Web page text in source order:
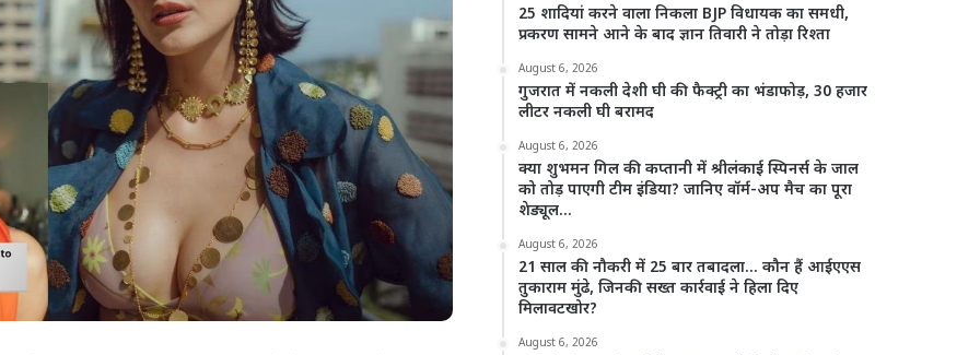
25 शादियां करने वाला निकला BJP विधायक का समधी,
प्रकरण सामने आने के बाद ज्ञान तिवारी ने तोड़ा रिश्ता
August 6, 2026
गुजरात में नकली देशी घी की फैक्ट्री का भंडाफोड़, 30 हजार
लीटर नकली घी बरामद
August 6, 2026
क्या शुभमन गिल की कप्तानी में श्रीलंकाई स्पिनर्स के जाल
को तोड़ पाएगी टीम इंडिया? जानिए वॉर्म-अप मैच का पूरा
शेड्यूल…
August 6, 2026
21 साल की नौकरी में 25 बार तबादला… कौन हैं आईएएस
तुकाराम मुंढे, जिनकी सख्त कार्रवाई ने हिला दिए
मिलावटखोर?
August 6, 2026